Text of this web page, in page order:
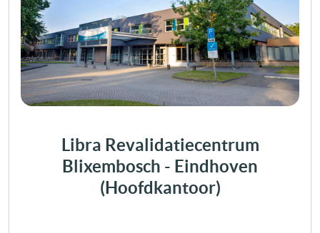
Libra Revalidatiecentrum
Blixembosch - Eindhoven
(Hoofdkantoor)